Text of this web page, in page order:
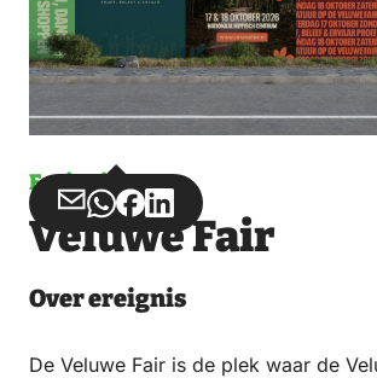
Ereignis
Teilen
über
Teilen
über
Teilen
auf
Teilen
auf
Veluwe Fair
Over ereignis
De Veluwe Fair is de plek waar de